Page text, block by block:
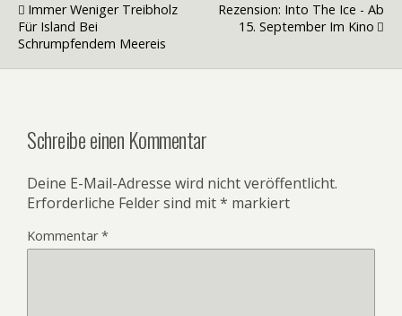
Immer Weniger Treibholz
Für Island Bei
Schrumpfendem Meereis
Rezension: Into The Ice - Ab
15. September Im Kino
Schreibe einen Kommentar
Deine E-Mail-Adresse wird nicht veröffentlicht.
Erforderliche Felder sind mit* markiert
Kommentar*